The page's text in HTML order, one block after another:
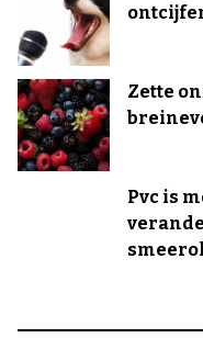
Zette
Pvc is